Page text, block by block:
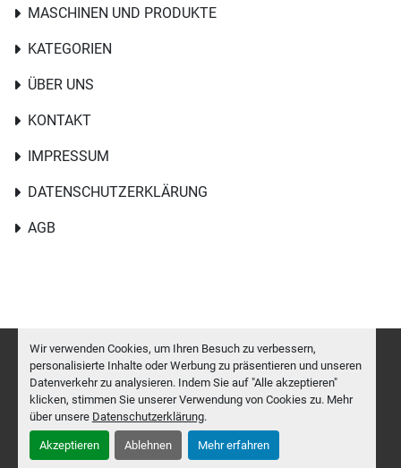
Wir verwenden Cookies, um Ihren Besuch zu verbessern,
personalisierte Inhalte oder Werbung zu präsentieren und unseren
Datenverkehr zu analysieren. Indem Sie auf "Alle akzeptieren"
klicken, stimmen Sie unserer Verwendung von Cookies zu. Mehr
über unsere Datenschutzerklärung.
Akzeptieren Ablehnen Mehr erfahren
MASCHINEN UND PRODUKTE
KATEGORIEN
ÜBER UNS
KONTAKT
IMPRESSUM
DATENSCHUTZERKLÄRUNG
AGB
Cookie-Einstellungen
Machinio System-Website von